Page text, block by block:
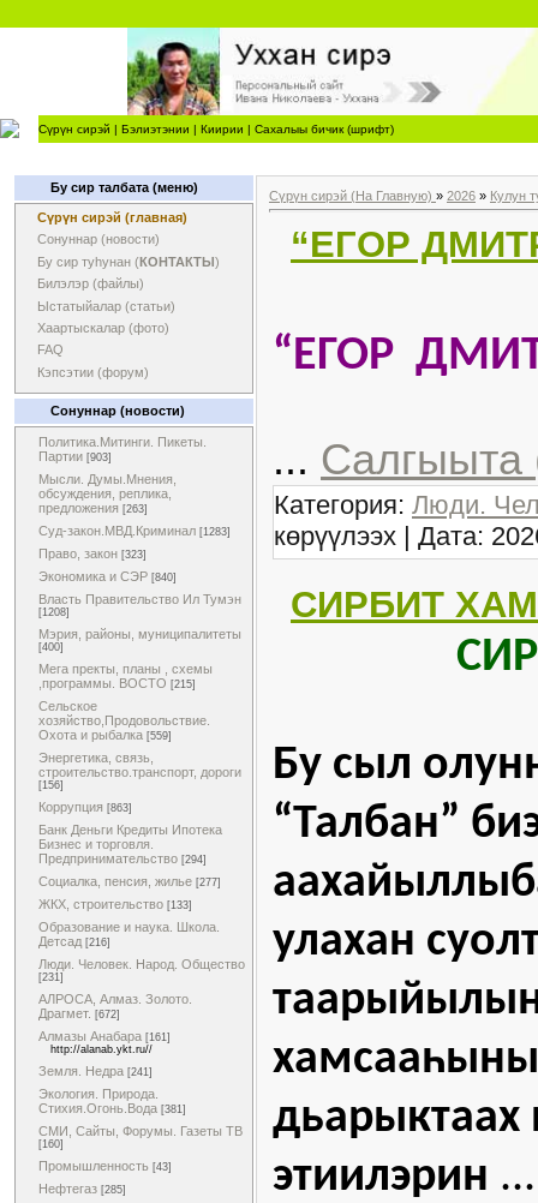
Сүрүн сирэй | Бэлиэтэнии | Киирии | Сахалыы бичик (шрифт)
Бу сир талбата (меню)
Сүрүн сирэй (главная)
Сонуннар (новости)
Бу сир туһунан (КОНТАКТЫ)
Билэлэр (файлы)
Ыстатыйалар (статьи)
Хаартыскалар (фото)
FAQ
Кэпсэтии (форум)
Сонуннар (новости)
Политика.Митинги. Пикеты.
Партии [903]
Мысли. Думы.Мнения,
обсуждения, реплика,
предложения [263]
Суд-закон.МВД.Криминал [1283]
Право, закон [323]
Экономика и СЭР [840]
Власть Правительство Ил Тумэн
[1208]
Мэрия, районы, муниципалитеты
[400]
Мега пректы, планы , схемы
,программы. ВОСТО [215]
Сельское
хозяйство,Продовольствие.
Охота и рыбалка [559]
Энергетика, связь,
строительство.транспорт, дороги
[156]
Коррупция [863]
Банк Деньги Кредиты Ипотека
Бизнес и торговля.
Предпринимательство [294]
Социалка, пенсия, жилье [277]
ЖКХ, строительство [133]
Образование и наука. Школа.
Детсад [216]
Люди. Человек. Народ. Общество
[231]
АЛРОСА, Алмаз. Золото.
Драгмет. [672]
Алмазы Анабара [161]
http://alanab.ykt.ru//
Земля. Недра [241]
Экология. Природа.
Стихия.Огонь.Вода [381]
СМИ, Сайты, Форумы. Газеты ТВ
[160]
Промышленность [43]
Нефтегаз [285]
Сүрүн сирэй (На Главную) » 2026 » Кулун
“ЕГОР
“ЕГОР
... Салгыыта
Категория: Люди.
көрүүлээх | Дата:
СИРБИТ
Бу сыл
“Талбан”
улахан суол
дьарыктаах
этиилэрин